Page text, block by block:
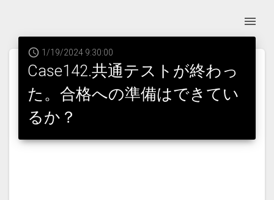
1/19/2024 9:30:00
Case142.共通テストが終わっ
た。合格への準備はできてい
るか？